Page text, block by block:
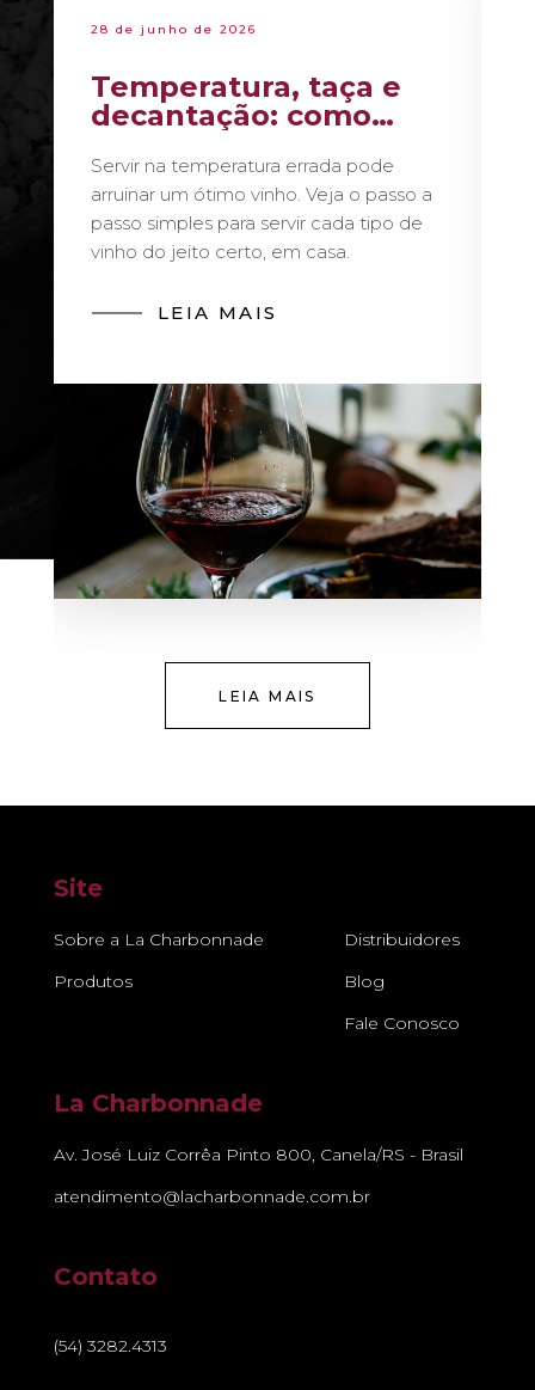
28 de junho de 2026
Temperatura, taça e
decantação: como
sommelier
Servir na temperatura errada pode
arruinar um ótimo vinho. Veja o passo a
passo simples para servir cada tipo de
vinho do jeito certo, em casa.
LEIA MAIS
LEIA MAIS
Site
Sobre a La Charbonnade
Produtos
Distribuidores
Blog
Fale Conosco
La Charbonnade
Av. José Luiz Corrêa Pinto 800, Canela/RS - Brasil
atendimento@lacharbonnade.com.br
Contato
(54) 3282.4313